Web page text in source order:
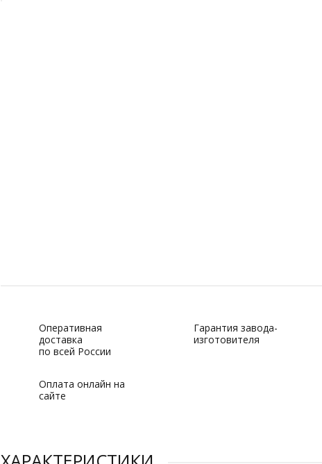
Оперативная
доставка
по всей России
Гарантия завода-
изготовителя
Оплата онлайн на
сайте